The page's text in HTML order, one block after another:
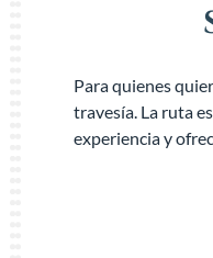
Para quienes
travesía. La ruta
experiencia y